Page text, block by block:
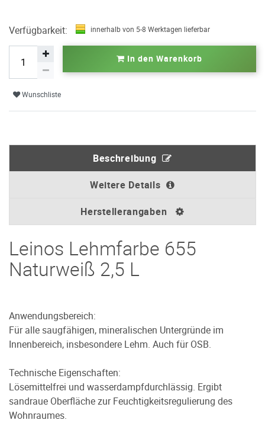
Verfügbarkeit: innerhalb von 5-8 Werktagen lieferbar
In den Warenkorb
Wunschliste
Beschreibung
Weitere Details
Herstellerangaben
Leinos Lehmfarbe 655
Naturweiß 2,5 L
Anwendungsbereich:
Für alle saugfähigen, mineralischen Untergründe im
Innenbereich, insbesondere Lehm. Auch für OSB.
Technische Eigenschaften:
Lösemittelfrei und wasserdampfdurchlässig. Ergibt
sandraue Oberfläche zur Feuchtigkeitsregulierung des
Wohnraumes.